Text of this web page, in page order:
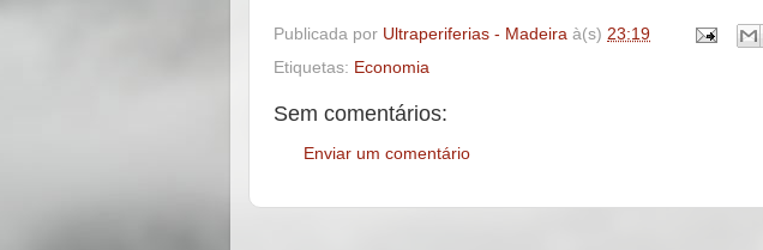
Publicada por Ultraperiferias - Madeira à(s) 23:19
Etiquetas: Economia
Sem comentários:
Enviar um comentário